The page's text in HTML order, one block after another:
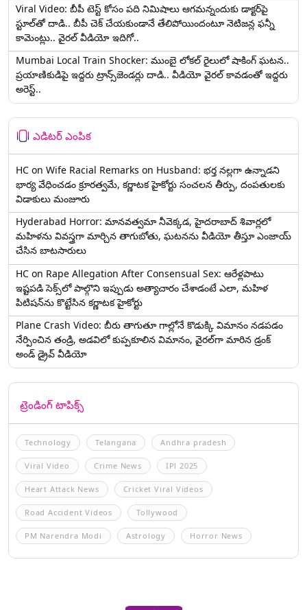
Viral Video: బీపీ టెస్ట్‌ కోసం పది నిమిషాలు ఆగమన్నందుకు డాక్టర్‌పై
స్టూల్‌తో దాడి.. బీపీ చెక్ చేయకుండానే తేలిపోయిందంటూ నెటిజన్ల ఫన్నీ
కామెంట్లు.. వైరల్ వీడియో ఇదిగో..
Mumbai Local Train Shocker: ముంబై లోకల్ రైలులో షాకింగ్ ఘటన..
ప్రయాణికుడిపై ఇద్దరు ట్రాన్స్‌జెండర్లు దాడి.. వీడియో వైరల్ కావడంతో ఇద్దరు
అరెస్ట్..
ఎడిటర్ ఎంపిక
HC on Wife Racial Remarks on Husband: భర్త న‌ల్ల‌గా ఉన్నాడ‌ని
భార్య వేధించ‌డం క్రూర‌త్వ‌మే, కర్ణాటక హైకోర్టు సంచలన తీర్పు, దంపతులకు
విడాకులు మంజూరు
Hyderabad Horror: మానవత్వమా నీవెక్కడ, హైదరాబాద్ శివార్లలో
మహిళను వివస్త్రగా మార్చిన తాగుబోతు, ఘటనను వీడియో తీస్తూ ఎంజాయ్
చేసిన బాటసారులు
HC on Rape Allegation After Consensual Sex: ఆరేళ్లపాటు
ఇష్టపడి సెక్స్‌లో పాల్గొని ఇప్పుడు అత్యాచారం చేశాడంటే ఎలా, మహిళ
పిటిషన్‌ను కొట్టేసిన కర్ణాటక హైకోర్టు
Plane Crash Video: బీరు తాగుతూ గాల్లోనే కొడుక్కి విమానం నడపడం
నేర్పించిన తండ్రి, అడవిలో కుప్పకూలిన విమానం, వైరల్‌గా మారిన డ్రంక్‌
అండ్ డ్రైవ్ వీడియో
ట్రెండింగ్ టాపిక్స్
Technology Telangana Andhra pradesh
Viral Video Crime News IPl 2025
Heart Attack News Cricket Viral Videos
Road Accident Videos Tollywood
PM Narendra Modi Astrology Horror News